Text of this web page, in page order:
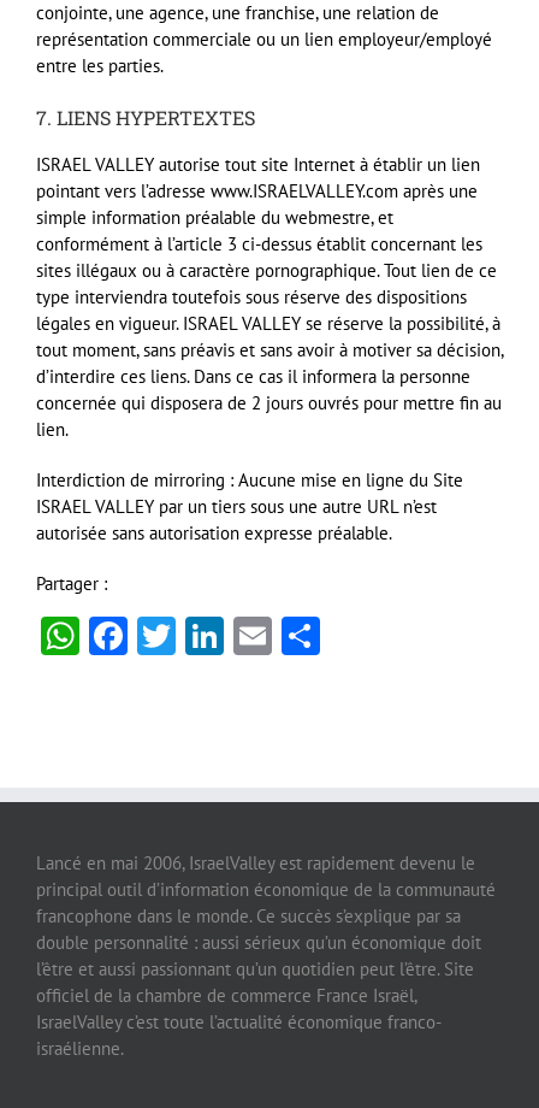
conjointe, une agence, une franchise, une relation de
représentation commerciale ou un lien employeur/employé
entre les parties.
7. LIENSHYPERTEXTES
ISRAEL VALLEY autorise tout site Internet à établir un lien
pointant vers l’adresse www.ISRAELVALLEY.com après une
simple information préalable du webmestre, et
conformément à l’article 3 ci-dessus établit concernant les
sites illégaux ou à caractère pornographique. Tout lien de ce
type interviendra toutefois sous réserve des dispositions
légales en vigueur. ISRAEL VALLEY se réserve la possibilité, à
tout moment, sans préavis et sans avoir à motiver sa décision,
d’interdire ces liens. Dans ce cas il informera la personne
concernée qui disposera de 2 jours ouvrés pour mettre fin au
lien.
Interdiction de mirroring : Aucune mise en ligne du Site
ISRAEL VALLEY par un tiers sous une autre URLn’est
autorisée sans autorisation expresse préalable.
Partager :
WhatsApp
Facebook
Twitter
LinkedIn
Email
Lancé en mai 2006, IsraelValley est rapidement devenu le
principal outil d’information économique de la communauté
francophone dans le monde. Ce succès s’explique par sa
double personnalité : aussi sérieux qu’un économique doit
l’être et aussi passionnant qu’un quotidien peut l’être. Site
officiel de la chambre de commerce France Israël,
IsraelValley c’est toute l’actualité économique franco-
israélienne.